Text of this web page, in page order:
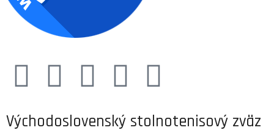
Východoslovenský stolnotenisový zväz